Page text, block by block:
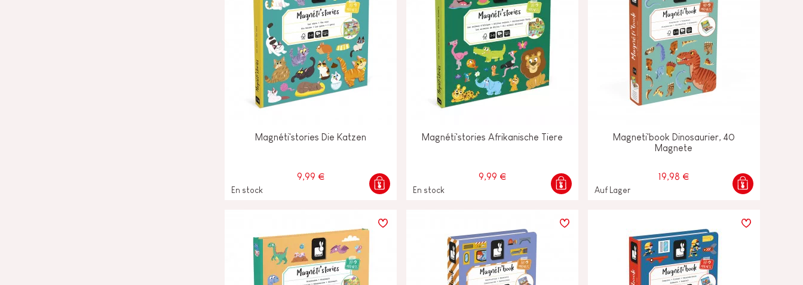
Magnéti'stories Die Katzen
9,99 €
En stock
Magnéti'stories Afrikanische Tiere
9,99 €
En stock
Magneti'book Dinosaurier, 40
Magnete
19,98 €
Auf Lager